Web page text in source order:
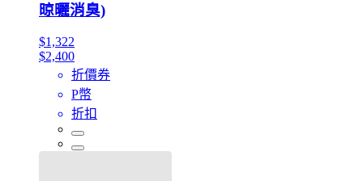
晾曬消臭)
$1,322
$2,400
折價券
P幣
折扣